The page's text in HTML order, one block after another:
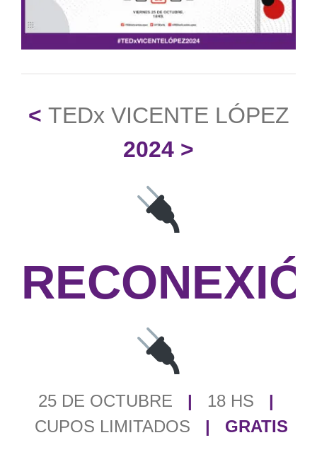
< TEDx VICENTE LÓPEZ
2024 >
25 DE OCTUBRE | 18 HS |
CUPOS LIMITADOS | GRATIS